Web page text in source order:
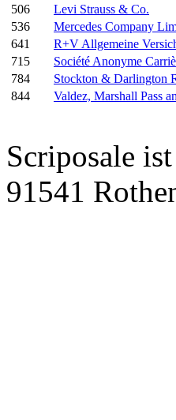
506
Levi Strauss & Co.
536
Mercedes Company
641
R+V Allgemeine
715
Société Anonyme
784
Stockton & Darlington
844
Valdez, Marshall Pass
Scriposale
91541